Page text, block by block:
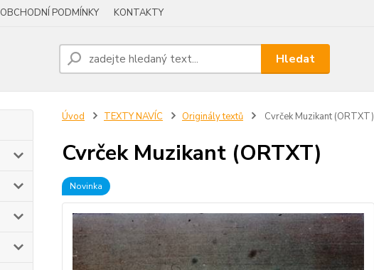
OBCHODNÍ PODMÍNKY KONTAKTY
Hledat
Úvod TEXTY NAVÍC Originály textů Cvrček Muzikant (ORTXT)
Cvrček Muzikant (ORTXT)
Novinka